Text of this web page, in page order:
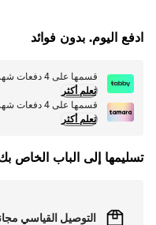
ادفع اليوم. بدون فوائد
قسمها على 4 دفعات شهرية بقيمة
تعلم أكثر
قسمها على 4 دفعات شهرية بقيمة
تعلم أكثر
تسليمها إلى الباب الخاص
التوصيل القياسي